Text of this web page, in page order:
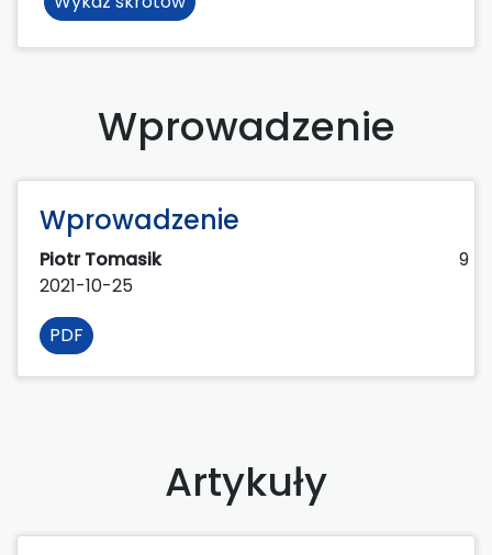
Wprowadzenie
Wprowadzenie
Piotr Tomasik
9
2021-10-25
PDF
Artykuły